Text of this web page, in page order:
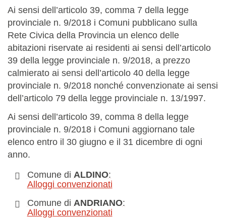
Ai sensi dell’articolo 39, comma 7 della legge
provinciale n. 9/2018 i Comuni pubblicano sulla
Rete Civica della Provincia un elenco delle
abitazioni riservate ai residenti ai sensi dell’articolo
39 della legge provinciale n. 9/2018, a prezzo
calmierato ai sensi dell’articolo 40 della legge
provinciale n. 9/2018 nonché convenzionate ai sensi
dell’articolo 79 della legge provinciale n. 13/1997.
Ai sensi dell’articolo 39, comma 8 della legge
provinciale n. 9/2018 i Comuni aggiornano tale
elenco entro il 30 giugno e il 31 dicembre di ogni
anno.
Comune di ALDINO:
Alloggi convenzionati
Comune di ANDRIANO:
Alloggi convenzionati